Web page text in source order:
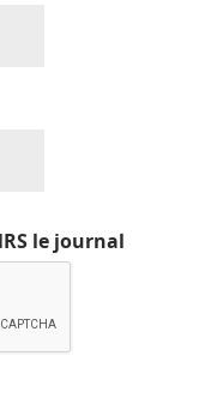
le journal